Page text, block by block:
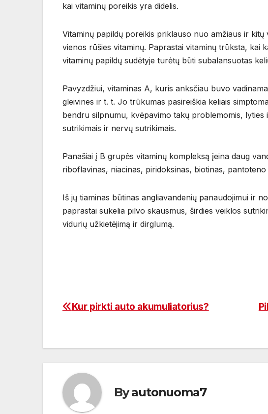
kai vitaminų poreikis yra didelis.
Vitaminų papildų poreikis priklauso nuo amžiaus ir
vienos rūšies vitaminų. Paprastai vitaminų trūksta, kai
vitaminų papildų sudėtyje turėtų būti subalansuotas
Pavyzdžiui, vitaminas A, kuris anksčiau buvo
gleivines ir t. t. Jo trūkumas pasireiškia keliais
bendru silpnumu, kvėpavimo takų problemomis,
sutrikimais ir nervų sutrikimais.
Panašiai į B grupės vitaminų kompleksą įeina daug
riboflavinas, niacinas, piridoksinas, biotinas,
Iš jų tiaminas būtinas angliavandenių panaudojimui ir
paprastai sukelia pilvo skausmus, širdies veiklos
vidurių užkietėjimą ir dirglumą.
Navigacija
įrašų
Kur pirkti auto akumuliatorius?
Byautonuoma7